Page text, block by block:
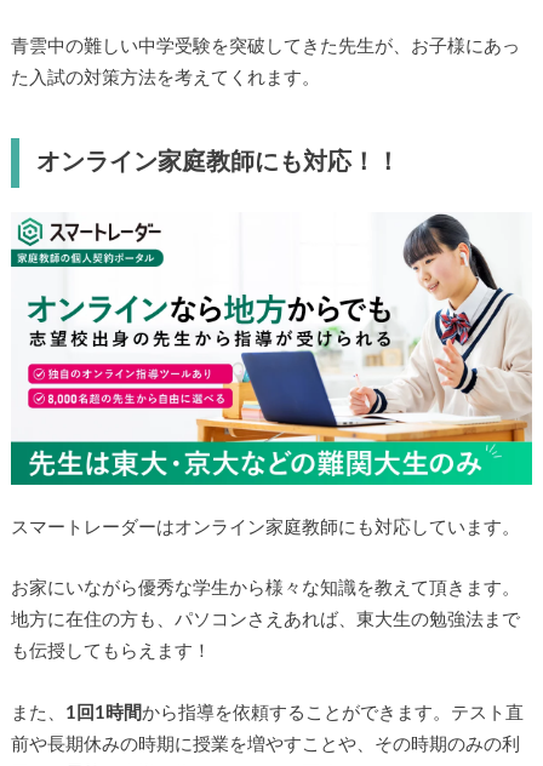
青雲中の難しい中学受験を突破してきた先生が、お子様にあっ
た入試の対策方法を考えてくれます。
オンライン家庭教師にも対応！！
スマートレーダーはオンライン家庭教師にも対応しています。
お家にいながら優秀な学生から様々な知識を教えて頂きます。
地方に在住の方も、パソコンさえあれば、東大生の勉強法まで
も伝授してもらえます！
また、 1回1時間から指導を依頼することができます。テスト直
前や長期休みの時期に授業を増やすことや、その時期のみの利